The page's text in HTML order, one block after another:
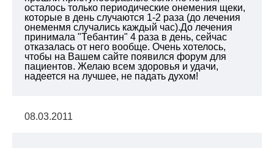
осталось только периодические онемения щеки,
которые в день случаются 1-2 раза (до лечения
онеменмя случались каждый час).До лечения
принимала "Тебантин" 4 раза в день, сейчас
отказалась от него вообще. Очень хотелось,
чтобы на Вашем сайте появился форум для
пациентов. Желаю всем здоровья и удачи,
надеется на лучшее, не падать духом!
08.03.2011